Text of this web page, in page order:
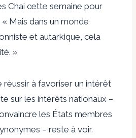
Chai cette semaine pour
Mais dans un monde
et autarkique, cela
»
réussir à favoriser un intérêt
sur les intérêts nationaux –
les États membres
– reste à voir.